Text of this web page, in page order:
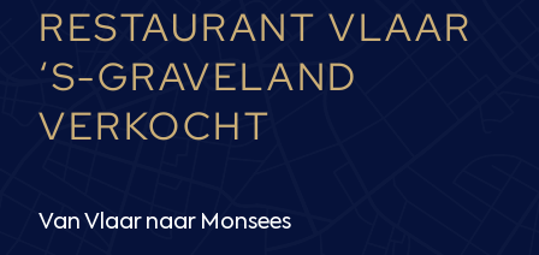
RESTAURANT VLAAR
‘S-GRAVELAND
VERKOCHT
Van Vlaar naar Monsees